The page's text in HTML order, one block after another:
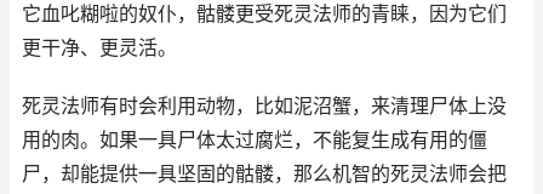
它血叱糊啦的奴仆，骷髅更受死灵法师的青睐，因为它们
更干净、更灵活。
死灵法师有时会利用动物，比如泥沼蟹，来清理尸体上没
用的肉。如果一具尸体太过腐烂，不能复生成有用的僵
尸，却能提供一具坚固的骷髅，那么机智的死灵法师会把